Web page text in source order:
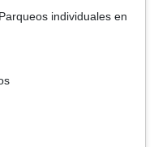
individuales en